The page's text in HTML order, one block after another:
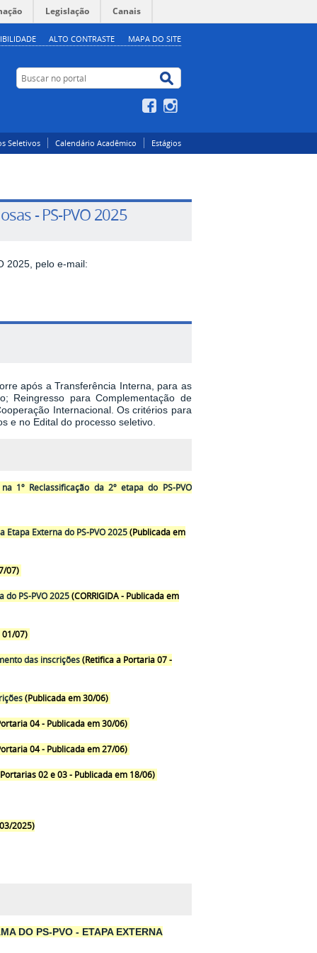
Legislação Canais
ALTO CONTRASTE MAPA DO SITE
Buscar no portal
Facebook
Seletivos Calendário Acadêmico Estágios
- PS-PVO 2025
2025, pelo e-mail:
após a Transferência Interna, para as
Reingresso para Complementação de
Internacional. Os critérios para
e no Edital do processo seletivo.
1º Reclassificação da 2º etapa do PS-PVO
Etapa Externa do PS-PVO 2025(Publicada em
07)
PS-PVO 2025(CORRIGIDA - Publicada em
07)
das inscrições(Retifica a Portaria 07-
(Publicada em 30/06)
04 - Publicada em 30/06)
04 - Publicada em 27/06)
02 e 03 - Publicada em 18/06)
2025)
DO PS-PVO - ETAPA EXTERNA